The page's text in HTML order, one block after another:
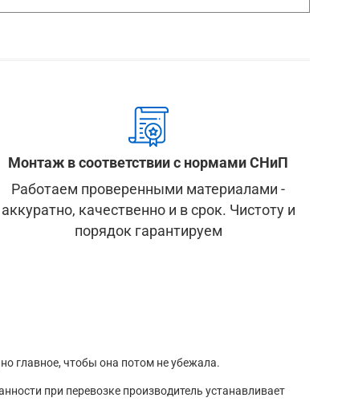
Монтаж в соответствии с нормами СНиП
Работаем проверенными материалами -
аккуратно, качественно и в срок. Чистоту и
порядок гарантируем
главное, чтобы она потом не убежала.
при перевозке производитель устанавливает